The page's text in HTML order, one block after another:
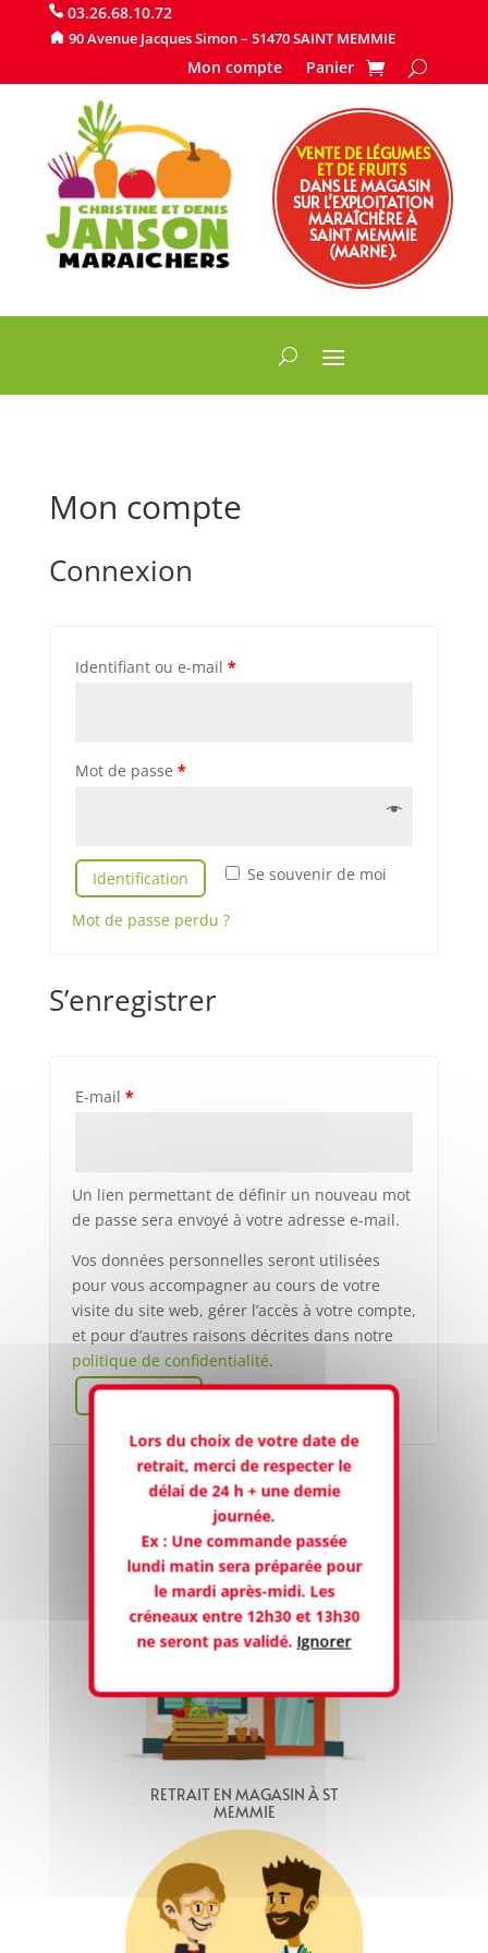
​ 03.26.68.10.72
90 Avenue Jacques Simon – 51470 SAINT MEMMIE
Mon compte Panier
VENTE DE LÉGUMES
ET DE FRUITS
DANS LE MAGASIN
SUR L’EXPLOITATION
MARAÎCHÈRE À
SAINT MEMMIE
(MARNE).
Mon compte
Connexion
Identifiant ou e-mail *
Mot de passe *
Se souvenir de moi
Identification
Mot de passe perdu ?
S’enregistrer
E-mail *
Un lien permettant de définir un nouveau mot
de passe sera envoyé à votre adresse e-mail.
Vos données personnelles seront utilisées
pour vous accompagner au cours de votre
visite du site web, gérer l’accès à votre compte,
et pour d’autres raisons décrites dans notre
politique de confidentialité.
S’enregistrer
RETRAIT EN MAGASIN À ST
MEMMIE
Lors du choix de votre date de
retrait, merci de respecter le
délai de 24 h + une demie
journée.
Ex : Une commande passée
lundi matin sera préparée pour
le mardi après-midi. Les
créneaux entre 12h30 et 13h30
ne seront pas validé. Ignorer